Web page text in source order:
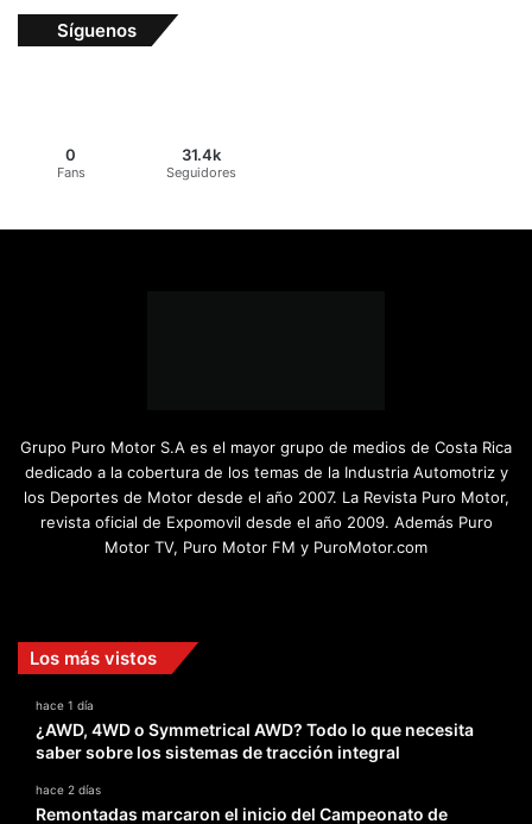
Síguenos
0
Fans
31.4k
Seguidores
Grupo Puro Motor S.A es el mayor grupo de medios de Costa Rica
dedicado a la cobertura de los temas de la Industria Automotriz y
los Deportes de Motor desde el año 2007. La Revista Puro Motor,
revista oficial de Expomovil desde el año 2009. Además Puro
Motor TV, Puro Motor FM y PuroMotor.com
Los más vistos
hace 1 día
¿AWD, 4WD o Symmetrical AWD? Todo lo que necesita
saber sobre los sistemas de tracción integral
hace 2 días
Remontadas marcaron el inicio del Campeonato de